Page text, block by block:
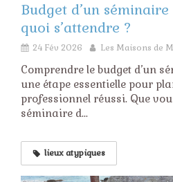
Budget d’un
quoi s’attendre ?
24 Fév 2026 Les Maisons de
Comprendre le budget d’un
une étape essentielle pour
professionnel réussi. Que
séminaire d...
lieux atypiques